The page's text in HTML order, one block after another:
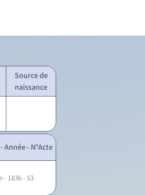
Source de
naissance
Année - N°Acte
- 1836 - 53